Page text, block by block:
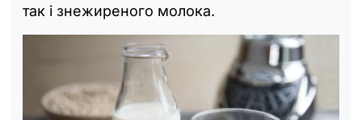
так і знежиреного молока.